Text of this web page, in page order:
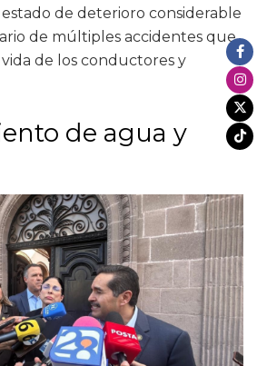
de deterioro considerable
de múltiples accidentes que
de los conductores y
de agua y